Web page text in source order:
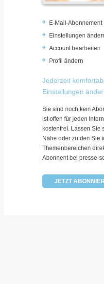
E-Mail-Abonnement
Einstellungen
Account bearbeiten
Profil ändern
Jederzeit
Einstellungen
Sie sind noch kein
ist offen für jeden
kostenfrei. Lassen Sie
Nähe oder zu den Sie
Themenbereichen
Abonnent bei presse-
JETZT